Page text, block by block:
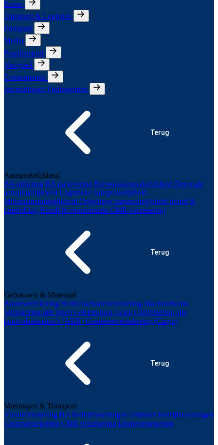
Bouw
Transport & Logistiek
Profsport
Media
Paardensport
Vastgoed
Evenementen
Internationaal Ondernemen
Terug
Aansprakelijkheid
BA uitbating BA na levering Beroepsaansprakelijkheid Decenale
aansprakelijkheid Logistieke aansprakelijkheid
Milieuaansprakelijkheid Objectieve aansprakelijkheid brand &
ontploffing Recall & contaminatie CMR verzekering
Terug
Gebouwen & Materiaal
Brandverzekering Bedrijfsschadeverzekering Machinebreuk
Verzekering alle risico’s elektronica (ARE) Verzekering alle
bouwplaatsrisico’s (ABR) Goederenverzekering (Cargo)
Terug
Voertuigen & Transport
Vlootverzekering BA bedrijfsvoertuigen Omnium bedrijfsvoertuigen
Cascoverzekering CMR verzekering Droneverzekering